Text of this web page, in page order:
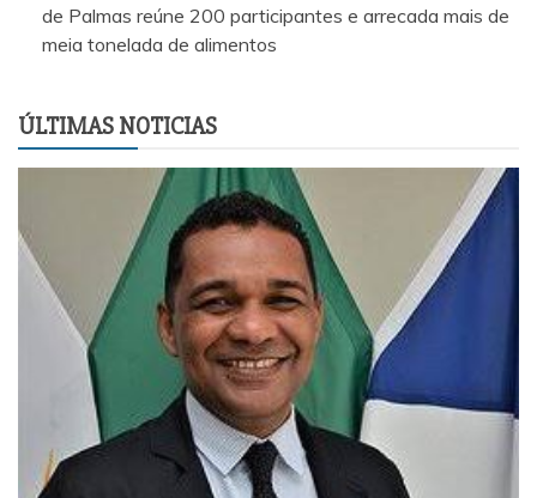
de Palmas reúne 200 participantes e arrecada mais de
meia tonelada de alimentos
ÚLTIMAS NOTICIAS